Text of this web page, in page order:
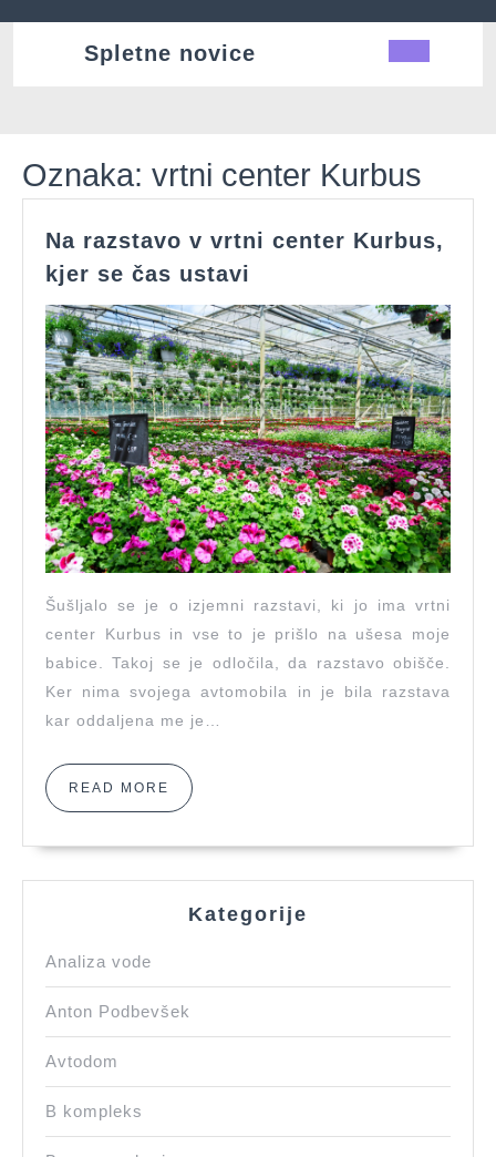
Spletne novice
Oznaka: vrtni center Kurbus
Na razstavo v vrtni center Kurbus,
kjer se čas ustavi
v
vrtni
center
Kurbus,
kjer
se
čas
ustavi
Šušljalo se je o izjemni razstavi, ki jo ima vrtni
center Kurbus in vse to je prišlo na ušesa moje
babice. Takoj se je odločila, da razstavo obišče.
Ker nima svojega avtomobila in je bila razstava
kar oddaljena me je…
READ MORE READ
MORE
Kategorije
Analiza vode
Anton Podbevšek
Avtodom
B kompleks